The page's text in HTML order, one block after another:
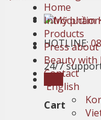
HOTLINE:
24/7
Cart
Home
Introduction
Products
Press about
Beauty with
Contact
English